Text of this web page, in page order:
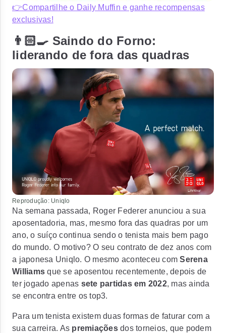
👉Compartilhe o Daily Muffin e ganhe recompensas
exclusivas!
👨🏻‍🍳 Saindo do Forno:
liderando de fora das quadras
Reprodução: Uniqlo
Na semana passada, Roger Federer anunciou a sua
aposentadoria, mas, mesmo fora das quadras por um
ano, o suíço continua sendo o tenista mais bem pago
do mundo. O motivo? O seu contrato de dez anos com
a japonesa Uniqlo. O mesmo aconteceu comSerena
Williams que se aposentou recentemente, depois de
ter jogado apenas sete partidas em 2022, mas ainda
se encontra entre os top3.
Para um tenista existem duas formas de faturar com a
sua carreira. As premiações dos torneios, que podem